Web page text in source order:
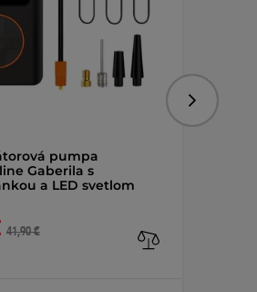
pumpa
Gaberila s
a LED svetlom
41,90 €